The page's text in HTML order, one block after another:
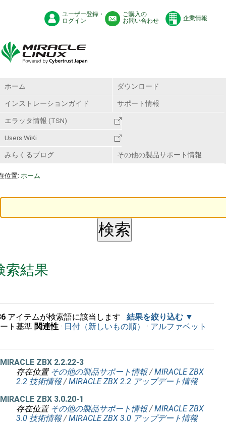
ユーザー登録・
ログイン
ご購入の
お問い合わせ
企業情報
ホーム ダウンロード
インストレーションガイド サポート情報
エラッタ情報 (TSN)
Users WiKi
みらくるブログ その他の製品サポート情報
位置: ホーム
索結果
アイテムが検索語に該当します
結果を絞り込む
ト基準 関連性 · 日付（新しいもの順） · アルファベット
MIRACLE ZBX 2.2.22-3
存在位置 その他の製品サポート情報 /MIRACLE ZBX
2.2 技術情報 /MIRACLE ZBX 2.2 アップデート情報
MIRACLE ZBX 3.0.20-1
存在位置 その他の製品サポート情報 /MIRACLE ZBX
3.0 技術情報 /MIRACLE ZBX 3.0 アップデート情報